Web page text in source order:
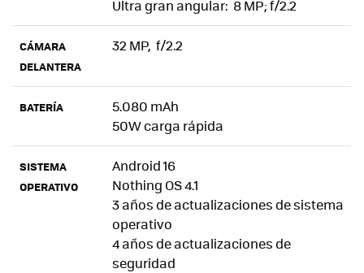
Ultra gran angular: 8 MP; f/2.2
CÁMARA
DELANTERA
32 MP, f/2.2
BATERÍA
5.080 mAh
50W carga rápida
SISTEMA
OPERATIVO
Android 16
Nothing OS 4.1
3 años de actualizaciones de sistema
operativo
4 años de actualizaciones de
seguridad